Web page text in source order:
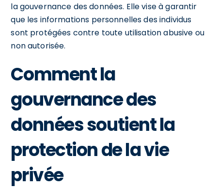
la gouvernance des données. Elle vise à garantir
que les informations personnelles des individus
sont protégées contre toute utilisation abusive ou
non autorisée.
Comment la
gouvernance des
données soutient la
protection de la vie
privée